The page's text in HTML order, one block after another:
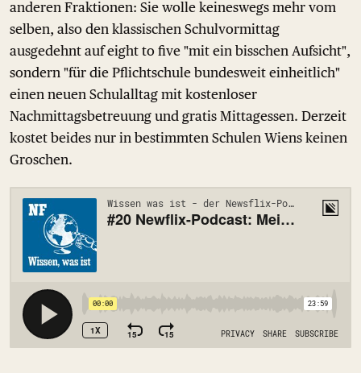
anderen Fraktionen: Sie wolle keineswegs mehr vom
selben, also den klassischen Schulvormittag
ausgedehnt auf eight to five "mit ein bisschen Aufsicht",
sondern "für die Pflichtschule bundesweit einheitlich"
einen neuen Schulalltag mit kostenloser
Nachmittagsbetreuung und gratis Mittagessen. Derzeit
kostet beides nur in bestimmten Schulen Wiens keinen
Groschen.